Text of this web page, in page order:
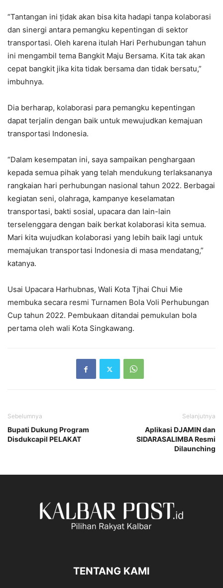
“Tantangan ini țidak akan bisa kita hadapi tanpa kolaborasi
dan sinergi antara pemangku kepentingan di sektor
transportasi. Oleh karena itulah Hari Perhubungan tahun
ini mengambil tema Bangkit Maju Bersama. Kita tak akan
cepat bangkit jika kita tidak bersama dan tidak bersatu,”
imbuhnya.
Dia berharap, kolaborasi para pemangku kepentingan
dapat terjalin dengan baik untuk mewujudkan kemajuan
transportasi Indonesia.
“Dalam kesempatan ini, saya sampaikan penghargaan
kepada semua pihak yang telah mendukung terlaksananya
rangkaian hari perhubungan nasional tahun 2022. Berbagai
kegiatan seni, olahraga, kampanye keselamatan
transportasi, bakti sosial, upacara dan lain-lain
terselenggara dengan baik berkat kolaborasi kita semua.
Mari kita wujudkan kolaborasi yang lebih baik lagi untuk
memajukan transportasi Indonesia di masa mendatang,”
katanya.
Usai Upacara Harhubnas, Wali Kota Tjhai Chui Mie
membuka secara resmi Turnamen Bola Voli Perhubungan
Cup tahun 2022. Pembukaan ditandai pemukulan bola
pertama oleh wali Kota Singkawang.
Sebelumnya
Bupati Dukung Program
Disdukcapil PELAKAT
Selanjutnya
Aplikasi DJAMIN dan
SIDARASALIMBA Resmi
Dilaunching
TENTANG KAMI